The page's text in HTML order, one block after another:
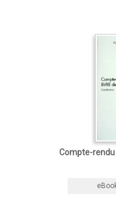
Compte-rendu